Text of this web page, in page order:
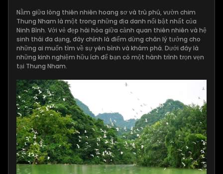
Nằm giữa lòng thiên nhiên hoang sơ và trù phú, vườn chim
Thung Nham là một trong những địa danh nổi bật nhất của
Ninh Bình. Với vẻ đẹp hài hòa giữa cảnh quan thiên nhiên và hệ
sinh thái đa dạng, đây chính là điểm dừng chân lý tưởng cho
những ai muốn tìm về sự yên bình và khám phá. Dưới đây là
những kinh nghiệm hữu ích để bạn có một hành trình trọn vẹn
tại Thung Nham.